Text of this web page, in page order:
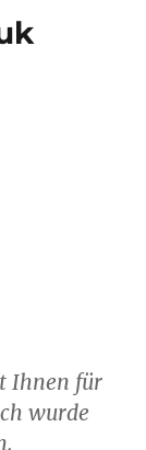
Ihnen für
wurde